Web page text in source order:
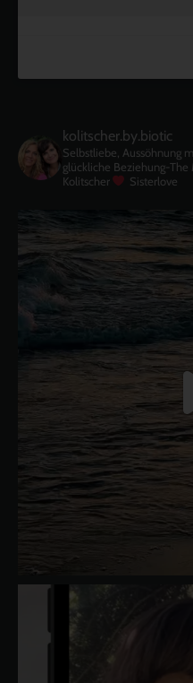
kolitscher.by.biotic
Selbstliebe, Aussöhnung
glückliche Beziehung-The
Kolitscher
Sisterlove